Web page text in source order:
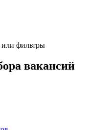
или фильтры
вакансий